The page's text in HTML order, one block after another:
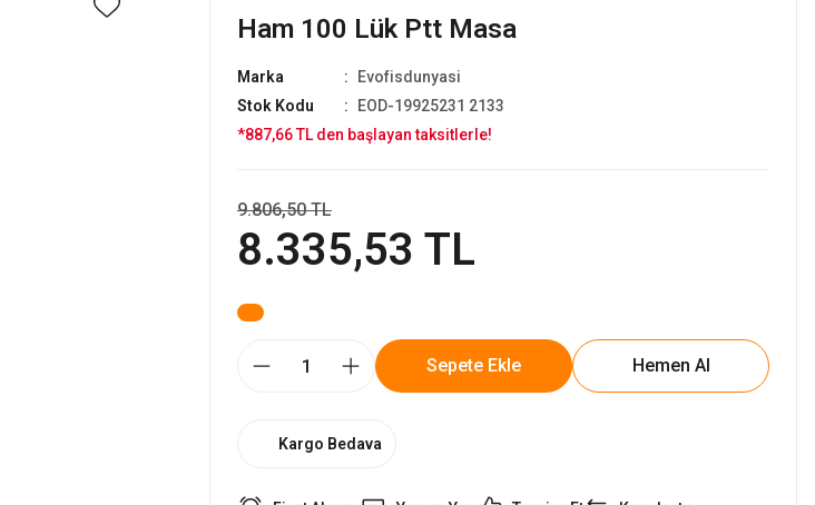
Ham 100 Lük Ptt Masa
Marka
Evofisdunyasi
Stok Kodu
EOD-19925231 2133
*887,66 TL den başlayan taksitlerle!
8.335,53 TL
9.806,50 TL
Sepete Ekle Hemen Al
Kargo Bedava